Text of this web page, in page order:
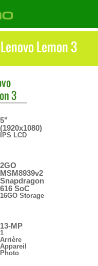
Lemon 3
3
5"
(1920x1080)
IPS LCD
2GO
MSM8939v2
Snapdragon
616 SoC
16GO Storage
13-MP
1
Arrière
Appareil
Photo